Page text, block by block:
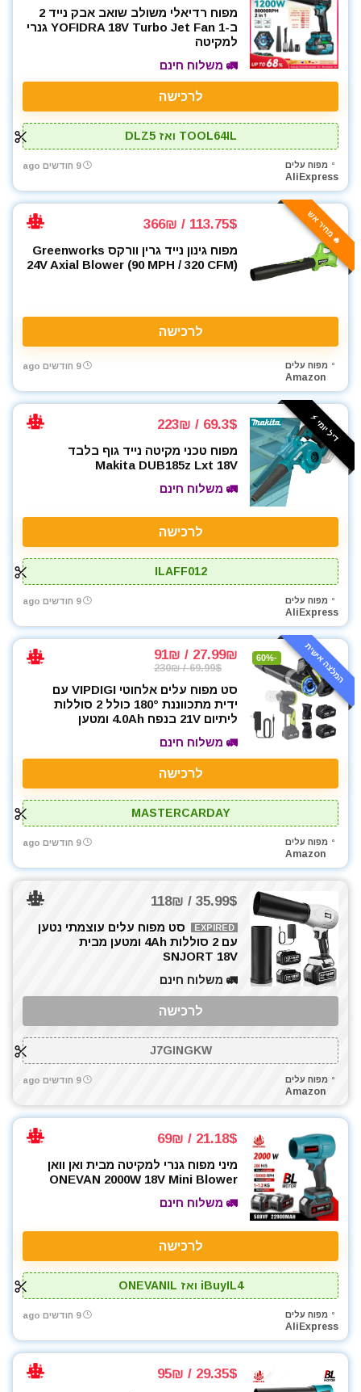
מפוח רדיאלי משולב שואב אבק נייד 2
ב-1 YOFIDRA 18V Turbo Jet Fan גנרי
למקיטה
🚛 משלוח חינם
לרכישה
TOOL64IL ואז DLZ5
מפוח עלים
AliExpress
9 חודשים ago
🔥 מחיר אש 113.75$ / 366₪
מפוח גינון נייד גרין וורקס Greenworks
24V Axial Blower (90 MPH / 320 CFM)
לרכישה
מפוח עלים
Amazon
9 חודשים ago
דיל יומי ⚡️ 69.3$ / 223₪
מפוח טכני מקיטה נייד גוף בלבד
Makita DUB185z Lxt 18V
🚛 משלוח חינם
לרכישה
ILAFF012
מפוח עלים
AliExpress
9 חודשים ago
המלצה אישית -60%
27.99₪ / 91₪
69.99$ / 230₪
סט מפוח עלים אלחוטי VIPDIGI עם
ידית מתכווננת 180° כולל 2 סוללות
ליתיום 21V בנפח 4.0Ah ומטען
🚛 משלוח חינם
לרכישה
MASTERCARDAY
מפוח עלים
Amazon
9 חודשים ago
35.99$ / 118₪
EXPIRED
סט מפוח עלים עוצמתי נטען
עם 2 סוללות 4Ah ומטען מבית
SNJORT 18V
🚛 משלוח חינם
לרכישה
J7GINGKW
מפוח עלים
Amazon
9 חודשים ago
21.18$ / 69₪
מיני מפוח גנרי למקיטה מבית ואן וואן
ONEVAN 2000W 18V Mini Blower
🚛 משלוח חינם
לרכישה
iBuyIL4 ואז ONEVANIL
מפוח עלים
AliExpress
9 חודשים ago
29.35$ / 95₪